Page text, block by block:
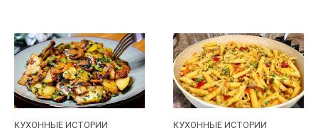
КУХОННЫЕ ИСТОРИИ КУХОННЫЕ ИСТОРИИ